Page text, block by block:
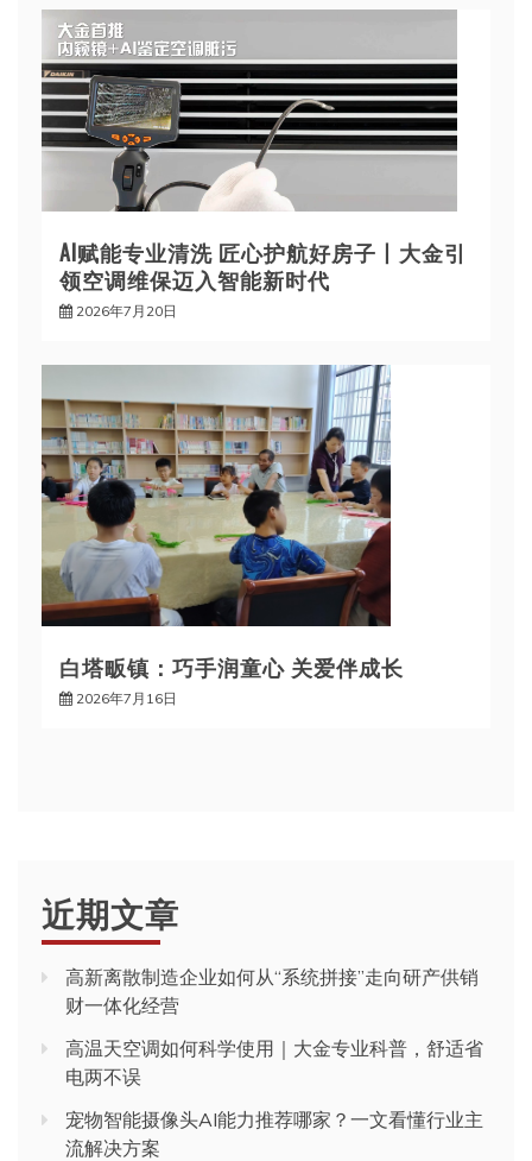
AI赋能专业清洗 匠心护航好房子丨大金引
领空调维保迈入智能新时代
2026年7月20日
白塔畈镇：巧手润童心 关爱伴成长
2026年7月16日
近期文章
高新离散制造企业如何从“系统拼接”走向研产供销
财一体化经营
高温天空调如何科学使用｜大金专业科普，舒适省
电两不误
宠物智能摄像头AI能力推荐哪家？一文看懂行业主
流解决方案